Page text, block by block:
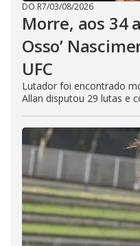
DO R7/03/08/2026
Morre, aos 34
Osso’
UFC
Lutador foi encontrado
Allan disputou 29 lutas e